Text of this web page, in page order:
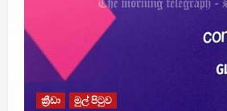
ක්‍රීඩා මුල් පිටුව